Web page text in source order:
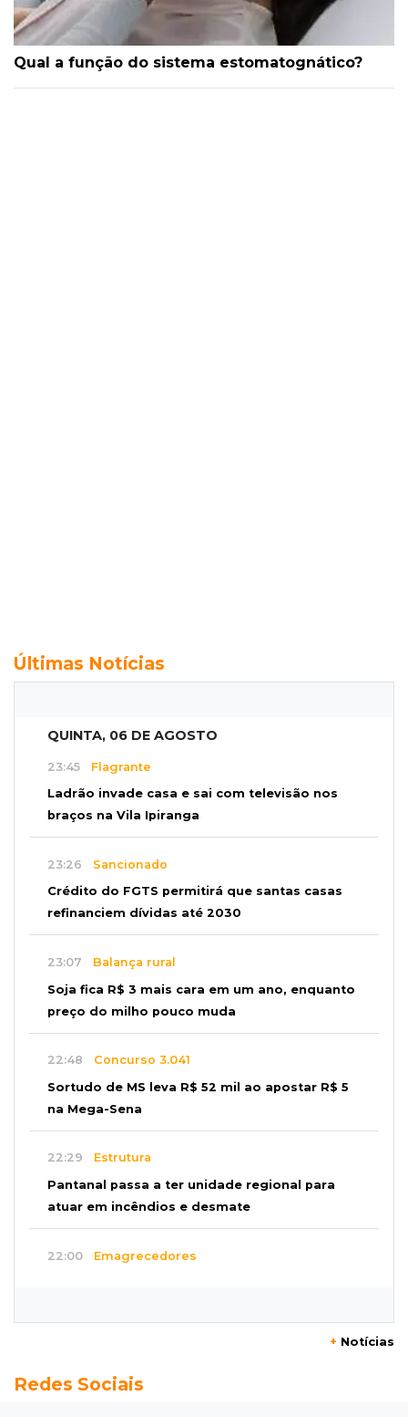
Qual a função do sistema estomatognático?
Últimas Notícias
QUINTA, 06 DE AGOSTO
23:45 Flagrante
Ladrão invade casa e sai com televisão nos
braços na Vila Ipiranga
23:26 Sancionado
Crédito do FGTS permitirá que santas casas
refinanciem dívidas até 2030
23:07 Balança rural
Soja fica R$ 3 mais cara em um ano, enquanto
preço do milho pouco muda
22:48 Concurso 3.041
Sortudo de MS leva R$ 52 mil ao apostar R$ 5
na Mega-Sena
22:29 Estrutura
Pantanal passa a ter unidade regional para
atuar em incêndios e desmate
22:00 Emagrecedores
Granizo danifica telhados e plantações
+ Notícias
Redes Sociais